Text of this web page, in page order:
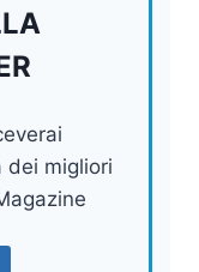
dei migliori